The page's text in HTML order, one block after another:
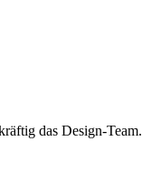
das Design-Team.